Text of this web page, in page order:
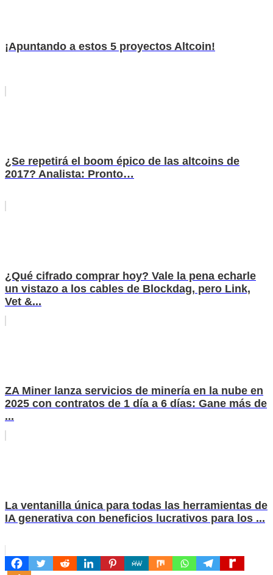
¡Apuntando a estos 5 proyectos Altcoin!
¿Se repetirá el boom épico de las altcoins de
2017? Analista: Pronto…
¿Qué cifrado comprar hoy? Vale la pena echarle
un vistazo a los cables de Blockdag, pero Link,
Vet &...
ZA Miner lanza servicios de minería en la nube en
2025 con contratos de 1 día a 6 días: Gane más de
...
La ventanilla única para todas las herramientas de
IA generativa con beneficios lucrativos para los ...